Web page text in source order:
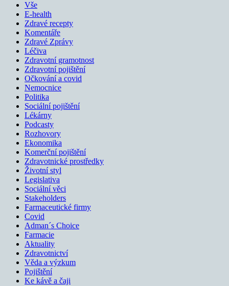
Vše
E-health
Zdravé recepty
Komentáře
Zdravé Zprávy
Léčiva
Zdravotní gramotnost
Zdravotní pojištění
Očkování a covid
Nemocnice
Politika
Sociální pojištění
Lékárny
Podcasty
Rozhovory
Ekonomika
Komerční pojištění
Zdravotnické prostředky
Životní styl
Legislativa
Sociální věci
Stakeholders
Farmaceutické firmy
Covid
Adman´s Choice
Farmacie
Aktuality
Zdravotnictví
Věda a výzkum
Pojištění
Ke kávě a čaji